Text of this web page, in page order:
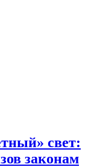
свет:
законам